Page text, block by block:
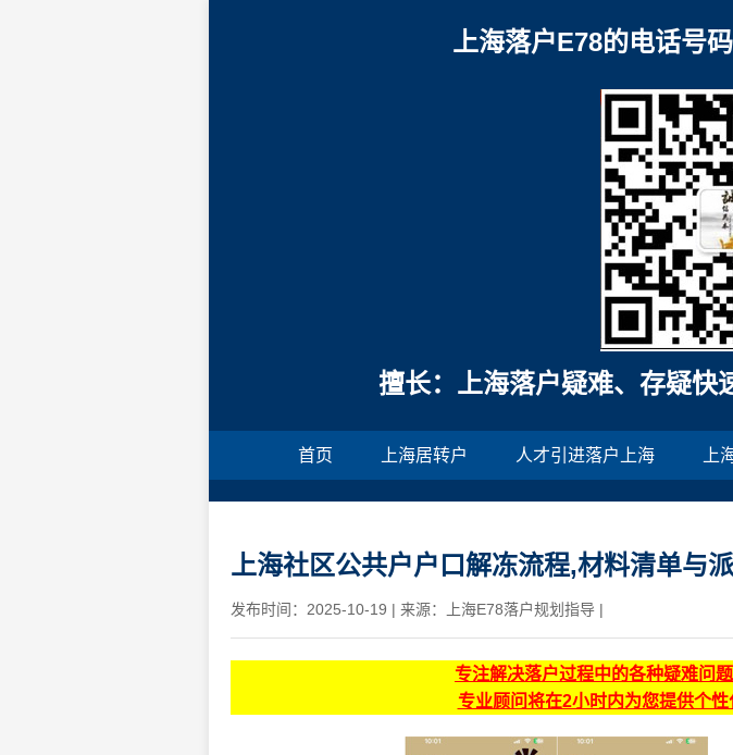
上海落户E78的电话号
擅长：上海落户疑难、存疑快
首页 上海居转户 人才引进落户上海 上
上海社区公共户户口解冻流程,材料清单与
发布时间：2025-10-19 | 来源：上海E78落户规划指导 |
专注解决落户过程中的各种疑难问
专业顾问将在2小时内为您提供个